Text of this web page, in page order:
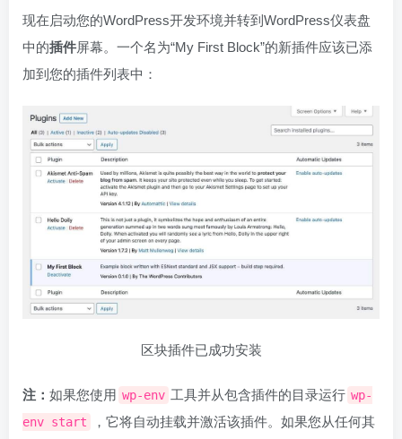
现在启动您的WordPress开发环境并转到WordPress仪表盘
中的插件屏幕。一个名为“My First Block”的新插件应该已添
加到您的插件列表中：
区块插件已成功安装
注： 如果您使用 wp-env 工具并从包含插件的目录运行 wp-
env start
，它将自动挂载并激活该插件。如果您从任何其